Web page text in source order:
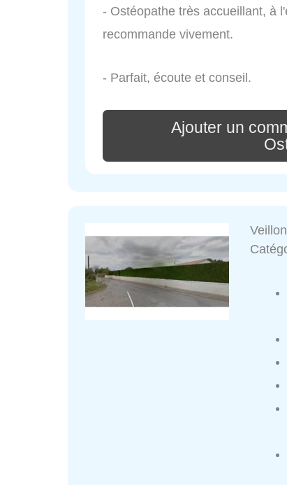
- Ostéopathe très accueillant, à
recommande vivement.
- Parfait, écoute et conseil.
Ajouter un